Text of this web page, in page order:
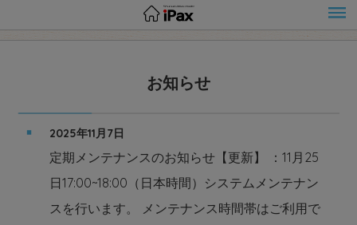
お知らせ
2025年11月7日
定期メンテナンスのお知らせ【更新】 ：11月25
日17:00~18:00（日本時間）システムメンテナン
スを行います。 メンテナンス時間帯はご利用で